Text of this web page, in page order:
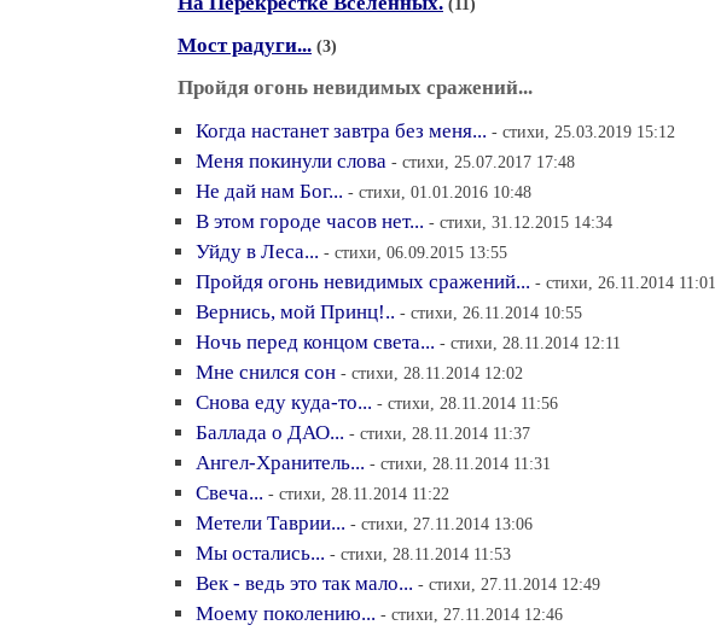
Мост радуги... (3)
Пройдя огонь невидимых сражений...
Когда настанет завтра без меня... - стихи, 25.03.2019 15:12
Меня покинули слова - стихи, 25.07.2017 17:48
Не дай нам Бог... - стихи, 01.01.2016 10:48
В этом городе часов нет... - стихи, 31.12.2015 14:34
Уйду в Леса... - стихи, 06.09.2015 13:55
Пройдя огонь невидимых сражений... - стихи, 26.11.2014 11:01
Вернись, мой Принц!.. - стихи, 26.11.2014 10:55
Ночь перед концом света... - стихи, 28.11.2014 12:11
Мне снился сон - стихи, 28.11.2014 12:02
Снова еду куда-то... - стихи, 28.11.2014 11:56
Баллада о ДАО... - стихи, 28.11.2014 11:37
Ангел-Хранитель... - стихи, 28.11.2014 11:31
Свеча... - стихи, 28.11.2014 11:22
Метели Таврии... - стихи, 27.11.2014 13:06
Мы остались... - стихи, 28.11.2014 11:53
Век - ведь это так мало... - стихи, 27.11.2014 12:49
Моему поколению... - стихи, 27.11.2014 12:46